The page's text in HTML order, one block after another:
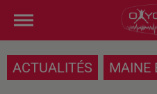
ACTUALITÉS MAINE